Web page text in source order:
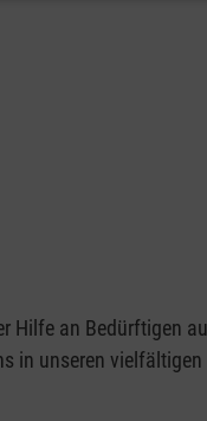
an Bedürftigen
in unseren vielfältigen